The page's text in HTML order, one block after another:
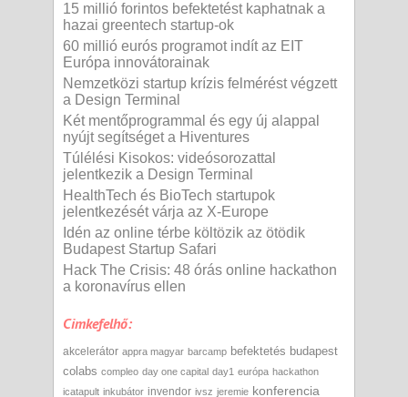
15 millió forintos befektetést kaphatnak a
hazai greentech startup-ok
60 millió eurós programot indít az EIT
Európa innovátorainak
Nemzetközi startup krízis felmérést végzett
a Design Terminal
Két mentőprogrammal és egy új alappal
nyújt segítséget a Hiventures
Túlélési Kisokos: videósorozattal
jelentkezik a Design Terminal
HealthTech és BioTech startupok
jelentkezését várja az X-Europe
Idén az online térbe költözik az ötödik
Budapest Startup Safari
Hack The Crisis: 48 órás online hackathon
a koronavírus ellen
Cimkefelhő:
akcelerátor appra magyar barcamp befektetés budapest
colabs compleo day one capital day1 európa hackathon
icatapult inkubátor invendor ivsz jeremie konferencia